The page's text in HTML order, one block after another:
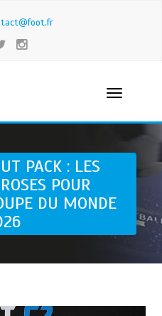
PACK : LES
POUR
DU MONDE